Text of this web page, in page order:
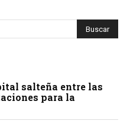
salteña entre las
para la